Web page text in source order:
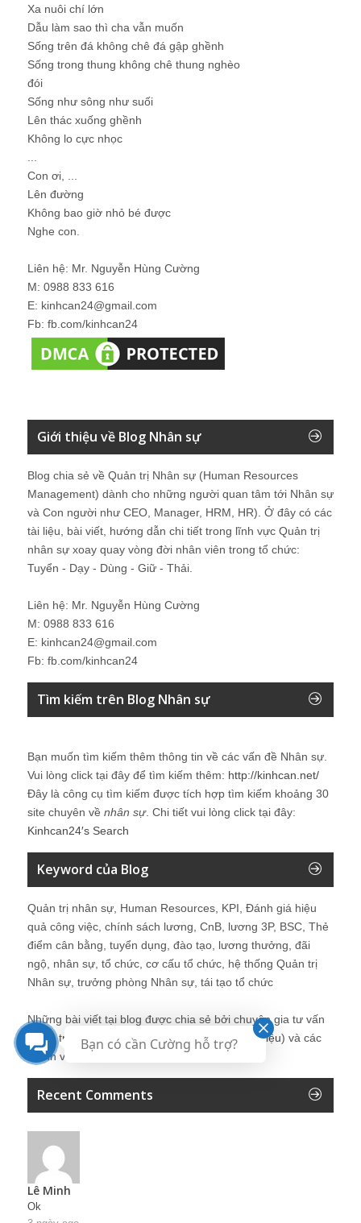
Xa nuôi chí lớn
Dẫu làm sao thì cha vẫn muốn
Sống trên đá không chê đá gập ghềnh
Sống trong thung không chê thung nghèo
đói
Sống như sông như suối
Lên thác xuống ghềnh
Không lo cực nhọc
Con ơi, ...
Lên đường
Không bao giờ nhỏ bé được
Nghe con.
Liên hệ: Mr. Nguyễn Hùng Cường
M: 0988 833 616
E: kinhcan24@gmail.com
Fb: fb.com/kinhcan24
Giới thiệu về Blog Nhân sự
Blog chia sẻ về Quản trị Nhân sự (Human Resources
Management) dành cho những người quan tâm tới Nhân sự
và Con người như CEO, Manager, HRM, HR). Ở đây có các
tài liệu, bài viết, hướng dẫn chi tiết trong lĩnh vực Quản trị
nhân sự xoay quay vòng đời nhân viên trong tổ chức:
Tuyển - Dạy - Dùng - Giữ - Thải.
Liên hệ: Mr. Nguyễn Hùng Cường
M: 0988 833 616
E: kinhcan24@gmail.com
Fb: fb.com/kinhcan24
Tìm kiếm trên Blog Nhân sự
Bạn muốn tìm kiếm thêm thông tin về các vấn đề Nhân sự
Vui lòng click tại đây để tìm kiếm thêm: http://kinhcan.net/
Đây là công cụ tìm kiếm được tích hợp tìm kiếm khoảng 30
site chuyên về nhân sự. Chi tiết vui lòng click tại đây:
Kinhcan24′s Search
Keyword của Blog
Quản trị nhân sự, Human Resources, KPI, Đánh giá hiệu
quả công việc, chính sách lương, CnB, lương 3P, BSC, Thẻ
điểm cân bằng, tuyển dụng, đào tạo, lương thưởng, đãi
ngộ, nhân sự, tổ chức, cơ cấu tổ chức, hệ thống Quản trị
Nhân sự, trưởng phòng Nhân sự, tái tạo tổ chức
Những bài viết tại blog được chia sẻ bởi chuyên gia tư vấn
Quản trị Nhân sự Nguyễn Hùng Cường (giới thiệu) và các
thành viên khác trong cộng đồng Nhân sự.
Recent Comments
Lê Minh
Ok
Bạn có cần Cường hỗ trợ?